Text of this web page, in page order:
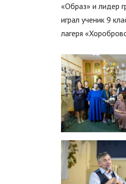
«Образ» и лидер
играл ученик 9
лагеря